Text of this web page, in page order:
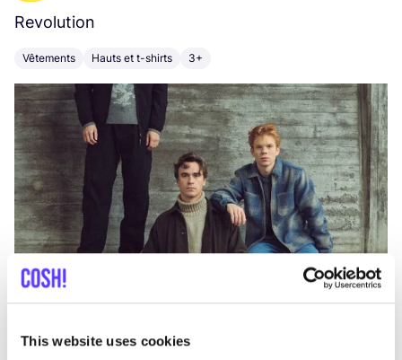
This website uses cookies
Revolution
Vêtements Hauts et t-shirts 3+